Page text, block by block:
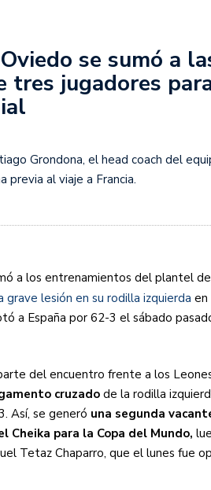
las diez cosas que tenés que
se sumó a
tres jugadores
Grondona, el head coach del
previa al viaje a Francia.
a los entrenamientos del plantel de
grave lesión en su rodilla izquierda en
a España por 62-3 el sábado
del encuentro frente a los
cruzado de la rodilla
Así, se generó una segunda
para la Copa del Mundo,
Tetaz Chaparro, que el lunes fue